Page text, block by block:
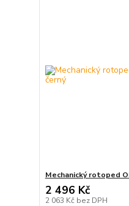
Mechanický rotoped
2 496 Kč
2 063 Kč bez DPH